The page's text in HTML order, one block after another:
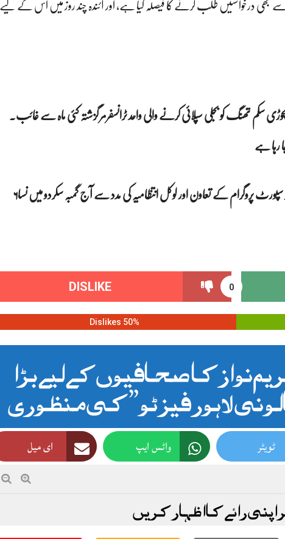
بھی درخواستیں طلب کرنے کا فیصلہ کیا ہے، اور آئندہ چند روز میں اس کے لیے
سکم تھنگ کو بجلی سپلائی کرنے والی واحد ٹرانسفرمر گزشتہ کئی ماہ سے غائب۔
رہا ہے
لوکل سپورٹ آرگنائزیشن چنداہ کی جانب سے آغا خان رولر سپورٹ پروگرام کے تعاون اور لوکل انتظامیہ کی مدد سے آج گمبہ سکردو میں نسا۶
0
DISLIKE
50% Dislikes
نواز کا صحافیوں کے لیے بڑا
لاہور فیز ٹو” کی منظوری
ٹویٹر واٹس ایپ ای میل
رائے کا اظہار کریں